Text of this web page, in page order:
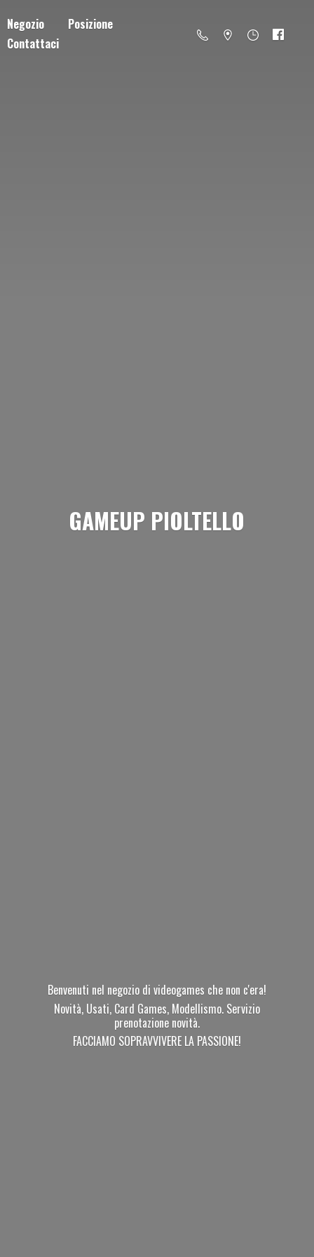
Negozio
Posizione
Contattaci
GAMEUP PIOLTELLO
Benvenuti nel negozio di videogames che non c'era!
Novità, Usati, Card Games, Modellismo. Servizio
prenotazione novità.
FACCIAMO SOPRAVVIVERE LA PASSIONE!